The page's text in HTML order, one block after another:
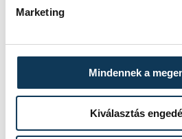
Marketing
Mindennek a
Kiválasztás
HunGarian
indulója is lesz
várpalotai